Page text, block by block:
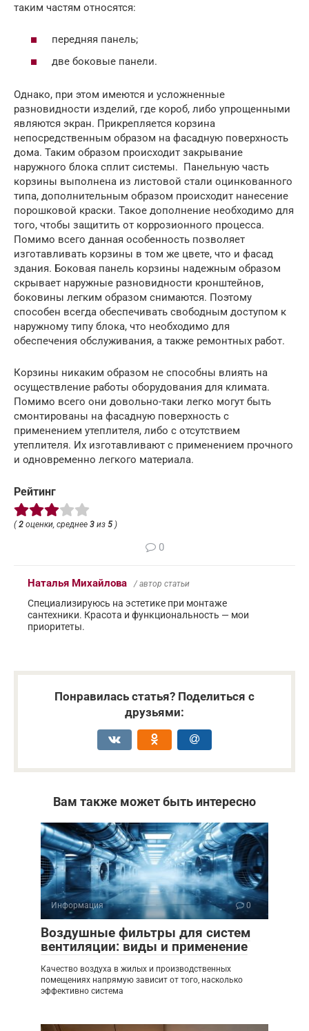
таким частям относятся:
передняя панель;
две боковые панели.
Однако, при этом имеются и усложненные
разновидности изделий, где короб, либо упрощенными
являются экран. Прикрепляется корзина
непосредственным образом на фасадную поверхность
дома. Таким образом происходит закрывание
наружного блока сплит системы. Панельную часть
корзины выполнена из листовой стали оцинкованного
типа, дополнительным образом происходит нанесение
порошковой краски. Такое дополнение необходимо для
того, чтобы защитить от коррозионного процесса.
Помимо всего данная особенность позволяет
изготавливать корзины в том же цвете, что и фасад
здания. Боковая панель корзины надежным образом
скрывает наружные разновидности кронштейнов,
боковины легким образом снимаются. Поэтому
способен всегда обеспечивать свободным доступом к
наружному типу блока, что необходимо для
обеспечения обслуживания, а также ремонтных работ.
Корзины никаким образом не способны влиять на
осуществление работы оборудования для климата.
Помимо всего они довольно-таки легко могут быть
смонтированы на фасадную поверхность с
применением утеплителя, либо с отсутствием
утеплителя. Их изготавливают с применением прочного
и одновременно легкого материала.
Рейтинг
(2 оценки, среднее 3 из 5 )
0
Наталья Михайлова / автор статьи
Специализируюсь на эстетике при монтаже
сантехники. Красота и функциональность — мои
приоритеты.
Понравилась статья? Поделиться с
друзьями:
Вам также может быть интересно
Информация 0
Воздушные фильтры для систем
вентиляции: виды и применение
Качество воздуха в жилых и производственных
помещениях напрямую зависит от того, насколько
эффективно система